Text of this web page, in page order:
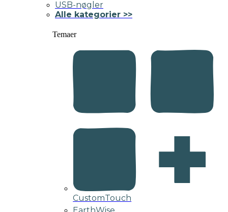
USB-nøgler
Alle kategorier >>
Temaer
CustomTouch
EarthWise